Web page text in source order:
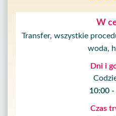
W
Transfer, wszystkie
woda,
Dni i
10:00
Czas